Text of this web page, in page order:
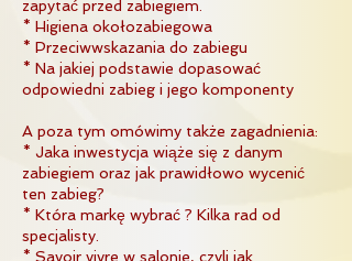
zapytać przed zabiegiem.
* Higiena okołozabiegowa
* Przeciwwskazania do zabiegu
* Na jakiej podstawie dopasować
odpowiedni zabieg i jego komponenty
A poza tym omówimy także zagadnienia:
* Jaka inwestycja wiąże się z danym
zabiegiem oraz jak prawidłowo wycenić
ten zabieg?
* Która markę wybrać ? Kilka rad od
specjalisty.
* Savoir vivre w salonie, czyli jak